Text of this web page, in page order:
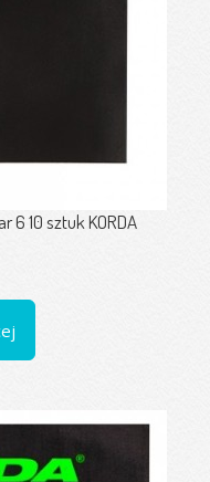
6 10 sztuk KORDA